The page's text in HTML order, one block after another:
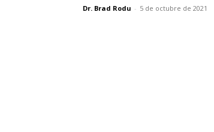
Dr. Brad Rodu - 5 de octubre de 2021